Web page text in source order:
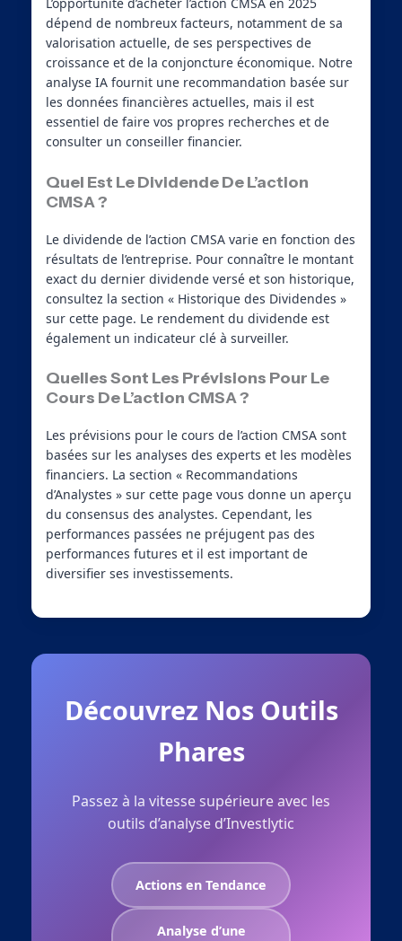
dépend de nombreux facteurs, notamment de sa
valorisation actuelle, de ses perspectives de
croissance et de la conjoncture économique. Notre
analyse IA fournit une recommandation basée sur
les données financières actuelles, mais il est
essentiel de faire vos propres recherches et de
consulter un conseiller financier.
Quel Est Le Dividende De L’action
CMSA ?
Le dividende de l’action CMSA varie en fonction des
résultats de l’entreprise. Pour connaître le montant
exact du dernier dividende versé et son historique,
consultez la section « Historique des Dividendes »
sur cette page. Le rendement du dividende est
également un indicateur clé à surveiller.
Quelles Sont Les Prévisions Pour Le
Cours De L’action CMSA ?
Les prévisions pour le cours de l’action CMSA sont
basées sur les analyses des experts et les modèles
financiers. La section « Recommandations
d’Analystes » sur cette page vous donne un aperçu
du consensus des analystes. Cependant, les
performances passées ne préjugent pas des
performances futures et il est important de
diversifier ses investissements.
Découvrez Nos Outils
Phares
Passez à la vitesse supérieure avec les
outils d’analyse d’Investlytic
Actions en Tendance
Analyse d’une